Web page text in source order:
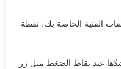
الفنية الخاصة بك، نقطة
عند نقاط الضغط مثل زر